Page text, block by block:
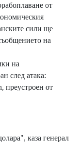
от
сили ще
на
на
след атака:
преустроен от
каза генерал